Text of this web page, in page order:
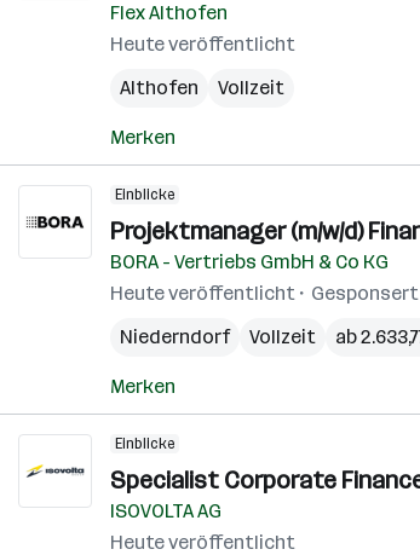
Flex Althofen
Heute veröffentlicht
Althofen
Vollzeit
Merken
Einblicke
Projektmanager (m/w/d)
BORA - Vertriebs GmbH & Co KG
Heute veröffentlicht
Gesponsert
Niederndorf
Vollzeit ab
Merken
Einblicke
Specialist Corporate
ISOVOLTA AG
Heute veröffentlicht